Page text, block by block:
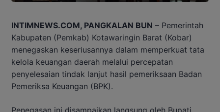
INTIMNEWS.COM, PANGKALAN BUN – Pemerintah
Kabupaten (Pemkab) Kotawaringin Barat (Kobar)
menegaskan keseriusannya dalam memperkuat tata
kelola keuangan daerah melalui percepatan
penyelesaian tindak lanjut hasil pemeriksaan Badan
Pemeriksa Keuangan (BPK).
Penegasan ini disampaikan langsung oleh Bupati